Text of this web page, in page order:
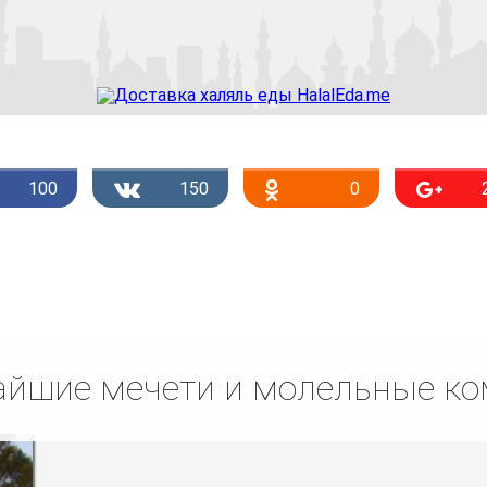
100 150 0
мечети и молельные
Списком